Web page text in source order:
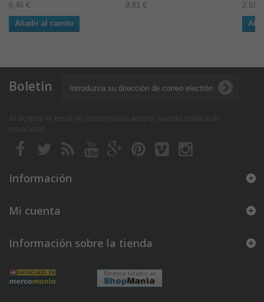
6,46 €
Añadir al carrito
9,81 €
2,51 €
Boletín
Información
Mi cuenta
Información sobre la tienda